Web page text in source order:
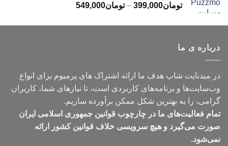
تومان399,000
– تومان549,000محدوده
تومان399,000
درباره ی ما
در میدنایت شاپ هدف ما ارائه اشتراک های پرمیوم برای انواع
وب‌سایت‌ها و برنامه‌های کاربردی است، تا نیازهای شما، کاربران
گرامی، را به بهترین شکل ممکن برآورده سازیم.
تمام فعالیت‌های ما در چارچوب قوانین جمهوری اسلامی ایران
صورت می‌گیرد و هیچ سرویسی خلاف قوانین کشور ارائه
نمی‌شود.